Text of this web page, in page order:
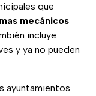
que
mecánicos
incluye
y ya no pueden
ayuntamientos